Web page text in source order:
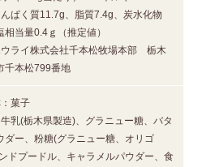
ぱく質11.7g、脂質7.4g、炭水化物
相当量0.4ｇ（推定値）
ライ株式会社千本松牧場本部 栃木
千本松799番地
菓子
乳(栃木県製造)、グラニュー糖、バタ
ダー、粉糖(グラニュー糖、オリゴ
ドプードル、キャラメルパウダー、食